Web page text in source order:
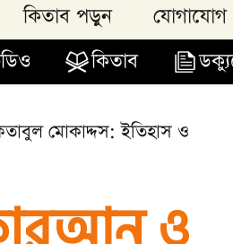
কিতাব
কিতাব পড়ুন যোগাযোগ
মোকাদ্দস: ইতিহাস ও